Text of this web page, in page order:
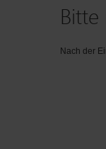
Nach der